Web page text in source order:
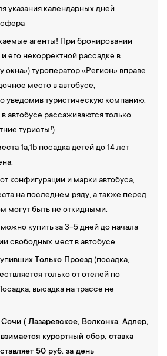
указания календарных дней
агенты! При бронировании
и его некорректной рассадке в
окна») туроператор «Регион» вправе
место в автобусе,
уведомив туристическую компанию.
автобусе рассаживаются только
туристы!)
1а,1b посадка детей до 14 лет
конфигурации и марки автобуса,
на последнем ряду, а также перед
могут быть не откидными.
можно купить за 3-5 дней до начала
свободных мест в автобусе.
Только Проезд(посадка,
только от отелей по
высадка на трассе не
( Лазаревское, Волконка, Адлер,
курортный сбор, ставка
50 руб. за день